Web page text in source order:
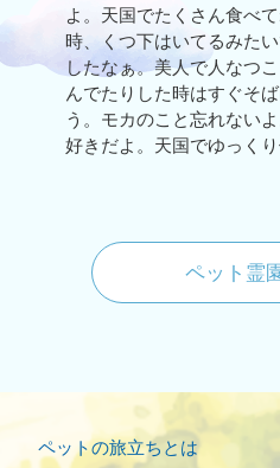
よ。天国でたくさん食べ
時、くつ下はいてるみた
したなぁ。美人で人なつ
んでたりした時はすぐそ
う。モカのこと忘れない
好きだよ。天国でゆっくり
ペット霊
ペットの旅立ちとは